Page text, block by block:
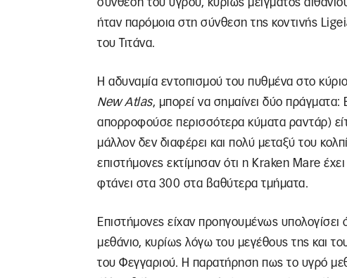
σύνθεση του υγρού, κυρίως μείγματος
ήταν παρόμοια στη σύνθεση της κοντινής
του Τιτάνα.
Η αδυναμία εντοπισμού του πυθμένα στο
New Atlas, μπορεί να σημαίνει δύο πράγματα:
απορροφούσε περισσότερα κύματα ραντάρ)
μάλλον δεν διαφέρει και πολύ μεταξύ του
επιστήμονες εκτίμησαν ότι η Kraken Mare
φτάνει στα 300 στα βαθύτερα τμήματα.
Επιστήμονες είχαν προηγουμένως υπολογίσει
μεθάνιο, κυρίως λόγω του μεγέθους της και
του Φεγγαριού. Η παρατήρηση πως το υγρό